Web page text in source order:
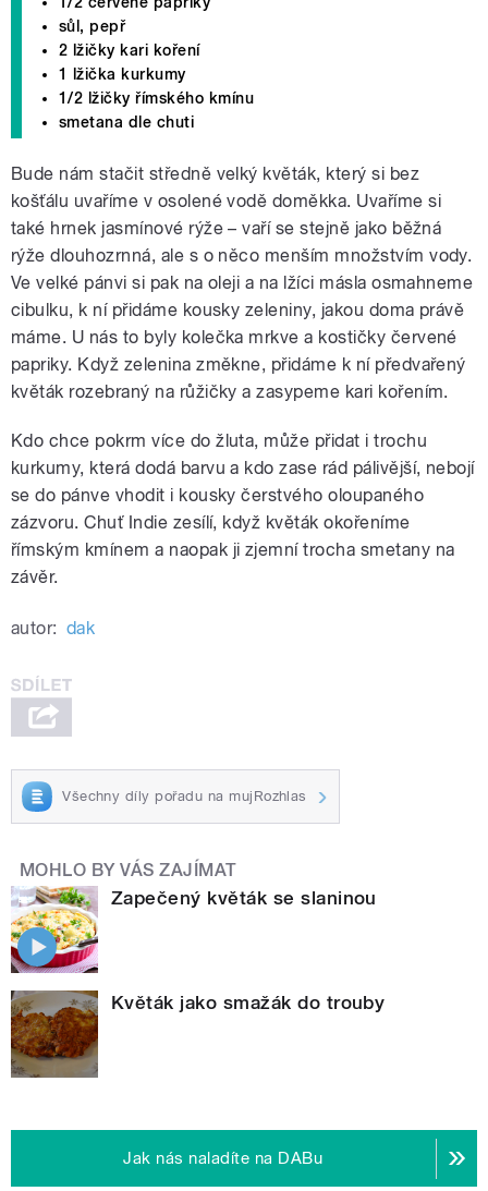
sůl, pepř
2 lžičky kari koření
1 lžička kurkumy
1/2 lžičky římského kmínu
smetana dle chuti
Bude nám stačit středně velký květák, který si bez
košťálu uvaříme v osolené vodě doměkka. Uvaříme si
také hrnek jasmínové rýže – vaří se stejně jako běžná
rýže dlouhozrnná, ale s o něco menším množstvím vody.
Ve velké pánvi si pak na oleji a na lžíci másla osmahneme
cibulku, k ní přidáme kousky zeleniny, jakou doma právě
máme. U nás to byly kolečka mrkve a kostičky červené
papriky. Když zelenina změkne, přidáme k ní předvařený
květák rozebraný na růžičky a zasypeme kari kořením.
Kdo chce pokrm více do žluta, může přidat i trochu
kurkumy, která dodá barvu a kdo zase rád pálivější, nebojí
se do pánve vhodit i kousky čerstvého oloupaného
zázvoru. Chuť Indie zesílí, když květák okořeníme
římským kmínem a naopak ji zjemní trocha smetany na
závěr.
autor: dak
Všechny díly pořadu na mujRozhlas
MOHLO BY VÁS ZAJÍMAT
Zapečený květák se slaninou
Květák jako smažák do trouby
Jak nás naladíte na DABu